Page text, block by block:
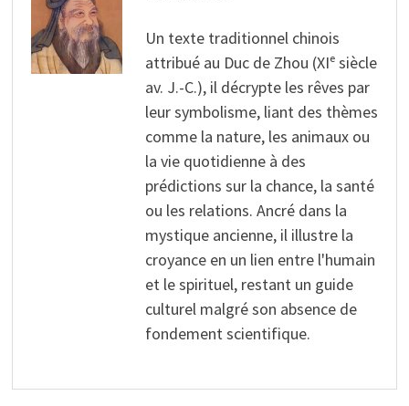
Un texte traditionnel chinois
attribué au Duc de Zhou (XIᵉ siècle
av. J.-C.), il décrypte les rêves par
leur symbolisme, liant des thèmes
comme la nature, les animaux ou
la vie quotidienne à des
prédictions sur la chance, la santé
ou les relations. Ancré dans la
mystique ancienne, il illustre la
croyance en un lien entre l'humain
et le spirituel, restant un guide
culturel malgré son absence de
fondement scientifique.